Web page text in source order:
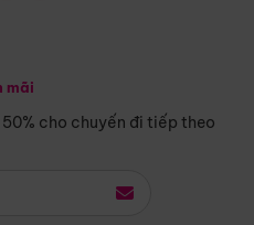
mãi
cho chuyến đi tiếp theo